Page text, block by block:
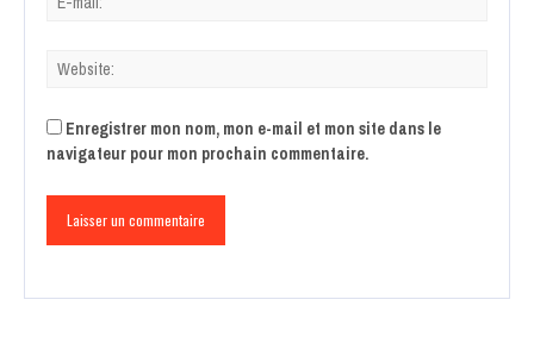
Enregistrer mon nom, mon e-mail et mon site dans le
navigateur pour mon prochain commentaire.